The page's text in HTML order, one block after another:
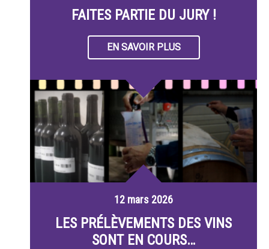
FAITES PARTIE DU JURY !
EN SAVOIR PLUS
12 mars 2026
LES PRÉLÈVEMENTS DES VINS
SONT EN COURS…